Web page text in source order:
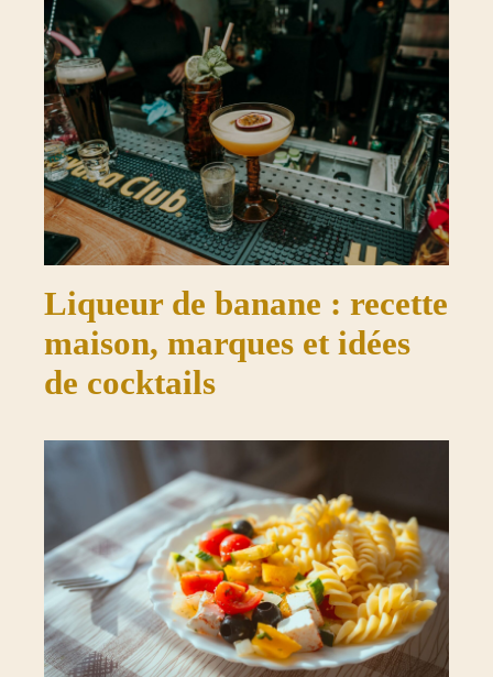
Liqueur de banane : recette
maison, marques et idées
de cocktails